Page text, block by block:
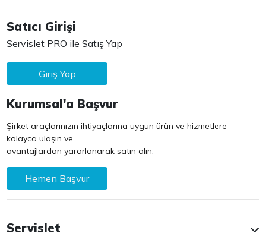
Satıcı Girişi
Servislet PRO ile Satış Yap
Giriş Yap
Kurumsal'a Başvur
Şirket araçlarınızın ihtiyaçlarına uygun ürün ve hizmetlere
kolayca ulaşın ve
avantajlardan yararlanarak satın alın.
Hemen Başvur
Servislet